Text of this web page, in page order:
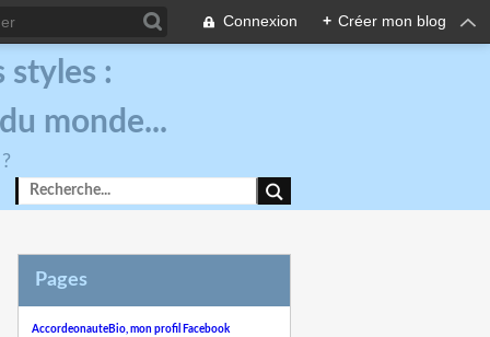
Connexion + Créer mon blog
styles :
monde...
Pages
AccordeonauteBio, mon profil Facebook